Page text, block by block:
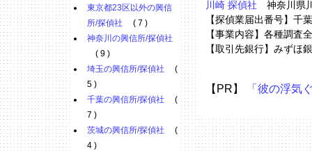
川崎 探偵社 神奈川県
【探偵業届出番号】千
【事業内容】各種調査
【取引先銀行】みずほ
【PR】 「彼の浮気
東京都23区以外の興信
所/探偵社 ( 7 )
神奈川の興信所/探偵社
( 9 )
埼玉の興信所/探偵社 (
5 )
千葉の興信所/探偵社 (
7 )
茨城の興信所/探偵社 (
4 )